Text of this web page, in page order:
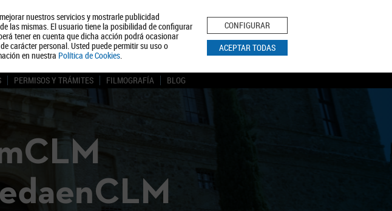
nuestros servicios y mostrarle publicidad
las mismas. El usuario tiene la posibilidad de configurar
tener en cuenta que dicha acción podrá ocasionar
carácter personal. Usted puede permitir su uso o
en nuestra Política de Cookies.
CONFIGURAR
ACEPTAR TODAS
Quiénes somos Turismo Política de Privacidad Aviso Legal Política de Cookies
BUSCAR
PERMISOS Y TRÁMITES FILMOGRAFÍA BLOG